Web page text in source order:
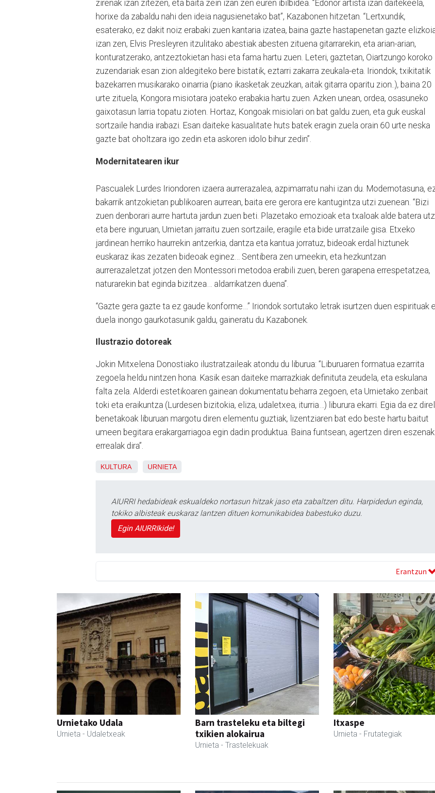
zirenak izan zitezen, eta baita zein izan zen euren ibilbidea. “Edonor artista izan daitekeela,
horixe da zabaldu nahi den ideia nagusienetako bat”, Kazabonen hitzetan. “Lertxundik,
esaterako, ez dakit noiz erabaki zuen kantaria izatea, baina gazte hastapenetan gazte
izan zen, Elvis Presleyren itzulitako abestiak abesten zituena gitarrarekin, eta arian-arian,
konturatzerako, antzeztokietan hasi eta fama hartu zuen. Leteri, gaztetan, Oiartzungo koroko
zuzendariak esan zion aldegiteko bere bistatik, eztarri zakarra zeukala-eta. Iriondok, txikitatik
bazekarren musikarako oinarria (piano ikasketak zeuzkan, aitak gitarra oparitu zion..), baina 20
urte zituela, Kongora misiotara joateko erabakia hartu zuen. Azken unean, ordea, osasuneko
gaixotasun larria topatu zioten. Hortaz, Kongoak misiolari on bat galdu zuen, eta guk euskal
sortzaile handia irabazi. Esan daiteke kasualitate huts batek eragin zuela orain 60 urte neska
gazte bat oholtzara igo zedin eta askoren idolo bihur zedin”.
Modernitatearen ikur
Pascualek Lurdes Iriondoren izaera aurrerazalea, azpimarratu nahi izan du. Modernotasuna,
bakarrik antzokietan publikoaren aurrean, baita ere gerora ere kantugintza utzi zuenean. “Bizi
zuen denborari aurre hartuta jardun zuen beti. Plazetako emozioak eta txaloak alde batera
eta bere inguruan, Urnietan jarraitu zuen sortzaile, eragile eta bide urratzaile gisa. Etxeko
jardinean herriko haurrekin antzerkia, dantza eta kantua jorratuz, bideoak erdal hiztunek
euskaraz ikas zezaten bideoak eginez… Sentibera zen umeekin, eta hezkuntzan
aurrerazaletzat jotzen den Montessori metodoa erabili zuen, beren garapena errespetatzea,
naturarekin bat eginda bizitzea… aldarrikatzen duena”.
“Gazte gera gazte ta ez gaude konforme…” Iriondok sortutako letrak isurtzen duen espirituak
duela inongo gaurkotasunik galdu, gaineratu du Kazabonek.
Ilustrazio dotoreak
Jokin Mitxelena Donostiako ilustratzaileak atondu du liburua: “Liburuaren formatua ezarrita
zegoela heldu nintzen hona. Kasik esan daiteke marrazkiak definituta zeudela, eta eskulana
falta zela. Alderdi estetikoaren gainean dokumentatu beharra zegoen, eta Urnietako zenbait
toki eta eraikuntza (Lurdesen bizitokia, eliza, udaletxea, iturria…) liburura ekarri. Egia da ez
benetakoak liburuan margotu diren elementu guztiak, lizentziaren bat edo beste hartu baitut
umeen begitara erakargarriagoa egin dadin produktua. Baina funtsean, agertzen diren eszenak
errealak dira”.
KULTURA URNIETA
AIURRI hedabideak eskualdeko nortasun hitzak jaso eta zabaltzen ditu. Harpidedun eginda,
tokiko albisteak euskaraz lantzen dituen komunikabidea babestuko duzu.
Egin AIURRIkide!
Erantzun
Urnietako Udala
Urnieta - Udaletxeak
Barn trasteleku eta biltegi
txikien alokairua
Urnieta - Trastelekuak
Itxaspe
Urnieta - Frutategiak